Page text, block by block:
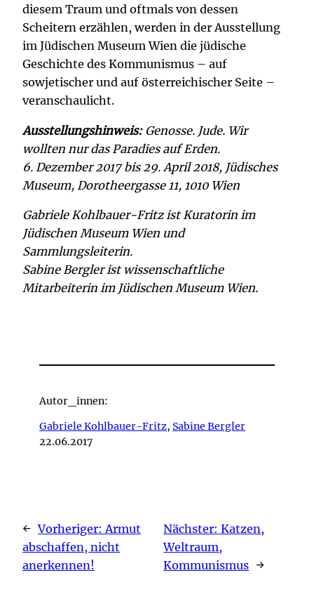
diesem Traum und oftmals von dessen
Scheitern erzählen, werden in der Ausstellung
im Jüdischen Museum Wien die jüdische
Geschichte des Kommunismus – auf
sowjetischer und auf österreichischer Seite –
veranschaulicht.
Ausstellungshinweis:Genosse. Jude. Wir
wollten nur das Paradies auf Erden.
6. Dezember 2017 bis 29. April 2018, Jüdisches
Museum, Dorotheergasse 11, 1010 Wien
Gabriele Kohlbauer-Fritz ist Kuratorin im
Jüdischen Museum Wien und
Sammlungsleiterin.
Sabine Bergler ist wissenschaftliche
Mitarbeiterin im Jüdischen Museum Wien.
Autor_innen:
Gabriele Kohlbauer-Fritz, Sabine Bergler
22.06.2017
← Vorheriger: Armut
abschaffen, nicht
anerkennen!
Nächster: Katzen,
Weltraum,
Kommunismus →